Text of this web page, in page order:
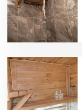
Бильярд
Кальян
Кухня
Мангал/ барбекю
Заказ по меню